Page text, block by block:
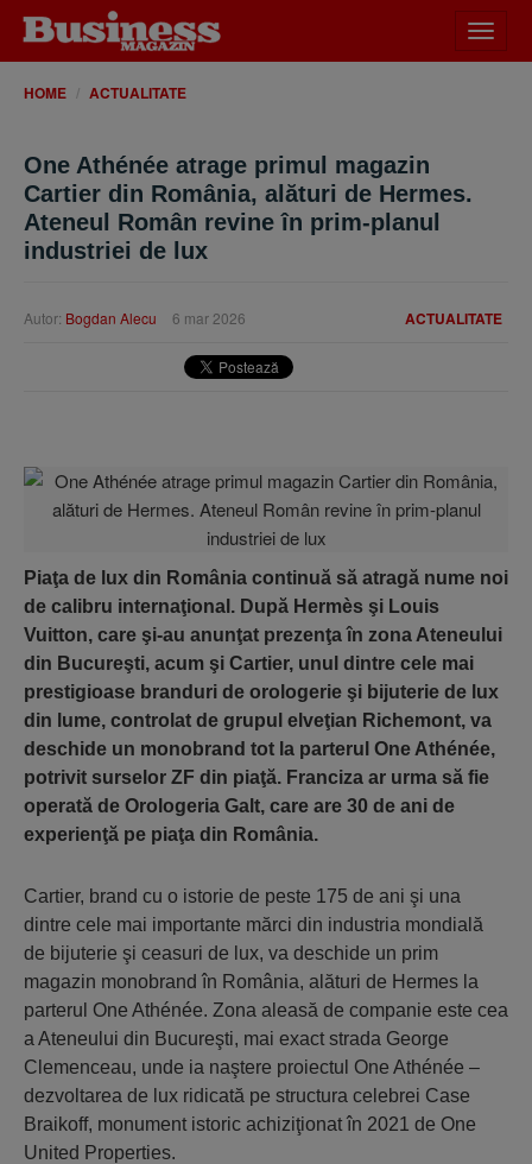
meniu
HOME ACTUALITATE
One Athénée atrage primul magazin
Cartier din România, alături de Hermes.
Ateneul Român revine în prim-planul
industriei de lux
ACTUALITATE
Autor: Bogdan Alecu 6 mar 2026
Piaţa de lux din România continuă să atragă nume noi
de calibru internaţional. După Hermès şi Louis
Vuitton, care şi-au anunţat prezenţa în zona Ateneului
din Bucureşti, acum şi Cartier, unul dintre cele mai
prestigioase branduri de orologerie şi bijuterie de lux
din lume, controlat de grupul elveţian Richemont, va
deschide un monobrand tot la parterul One Athénée,
potrivit surselor ZF din piaţă. Franciza ar urma să fie
operată de Orologeria Galt, care are 30 de ani de
experienţă pe piaţa din România.
Cartier, brand cu o istorie de peste 175 de ani şi una
dintre cele mai importante mărci din industria mondială
de bijuterie şi ceasuri de lux, va deschide un prim
magazin monobrand în România, alături de Hermes la
parterul One Athénée. Zona aleasă de companie este cea
a Ateneului din Bucureşti, mai exact strada George
Clemenceau, unde ia naştere proiectul One Athénée –
dezvoltarea de lux ridicată pe structura celebrei Case
Braikoff, monument istoric achiziţionat în 2021 de One
United Properties.